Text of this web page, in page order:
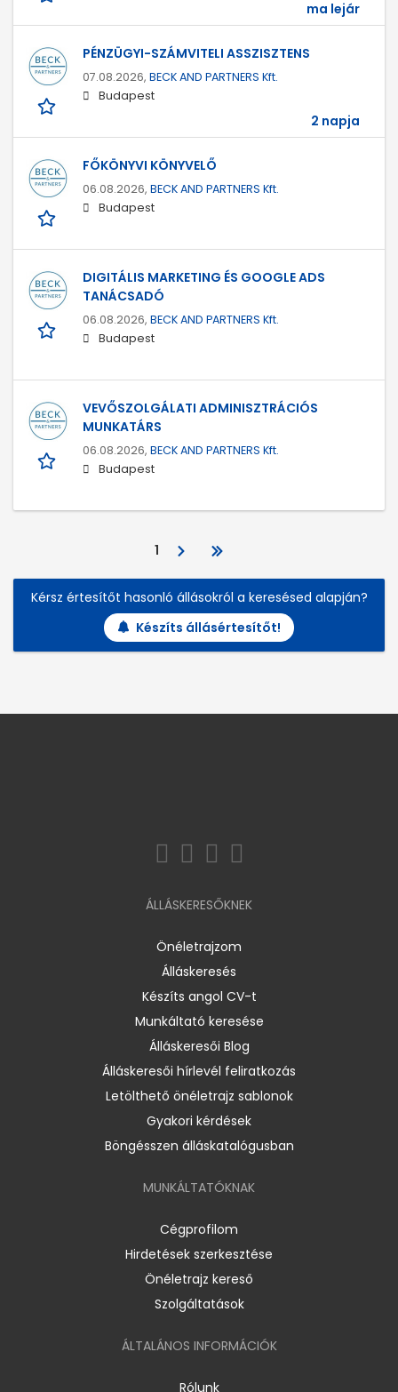
ma lejár
PÉNZÜGYI-SZÁMVITELI ASSZISZTENS
07.08.2026, BECK AND PARTNERS Kft.
Budapest
2 napja
FŐKÖNYVI KÖNYVELŐ
06.08.2026, BECK AND PARTNERS Kft.
Budapest
DIGITÁLIS MARKETING ÉS GOOGLE ADS
TANÁCSADÓ
06.08.2026, BECK AND PARTNERS Kft.
Budapest
VEVŐSZOLGÁLATI ADMINISZTRÁCIÓS
MUNKATÁRS
06.08.2026, BECK AND PARTNERS Kft.
Budapest
1
Kérsz értesítőt hasonló állásokról a keresésed alapján?
Készíts állásértesítőt!
ÁLLÁSKERESŐKNEK
Önéletrajzom
Álláskeresés
Készíts angol CV-t
Munkáltató keresése
Álláskeresői Blog
Álláskeresői hírlevél feliratkozás
Letölthető önéletrajz sablonok
Gyakori kérdések
Böngésszen álláskatalógusban
MUNKÁLTATÓKNAK
Cégprofilom
Hirdetések szerkesztése
Önéletrajz kereső
Szolgáltatások
ÁLTALÁNOS INFORMÁCIÓK
Rólunk